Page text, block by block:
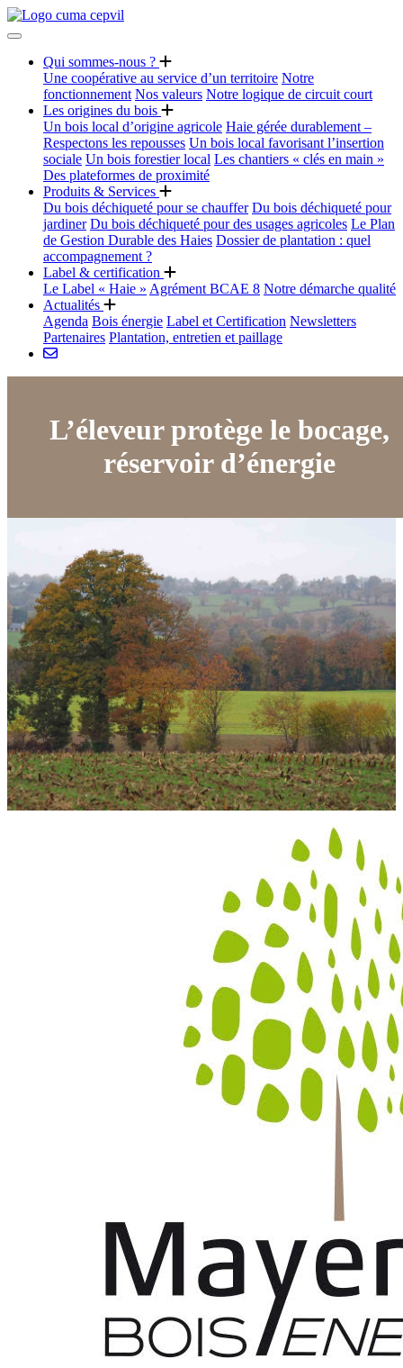
Qui sommes-nous ?
Une coopérative au service d’un territoire Notre
fonctionnement Nos valeurs Notre logique de circuit court
Les origines du bois
Un bois local d’origine agricole Haie gérée durablement –
Respectons les repousses Un bois local favorisant l’insertion
sociale Un bois forestier local Les chantiers « clés en main »
Des plateformes de proximité
Produits & Services
Du bois déchiqueté pour se chauffer Du bois déchiqueté pour
jardiner Du bois déchiqueté pour des usages agricoles Le Plan
de Gestion Durable des Haies Dossier de plantation : quel
accompagnement ?
Label & certification
Le Label « Haie » Agrément BCAE 8 Notre démarche qualité
Actualités
Agenda Bois énergie Label et Certification Newsletters
Partenaires Plantation, entretien et paillage
L’éleveur protège le bocage,
réservoir d’énergie